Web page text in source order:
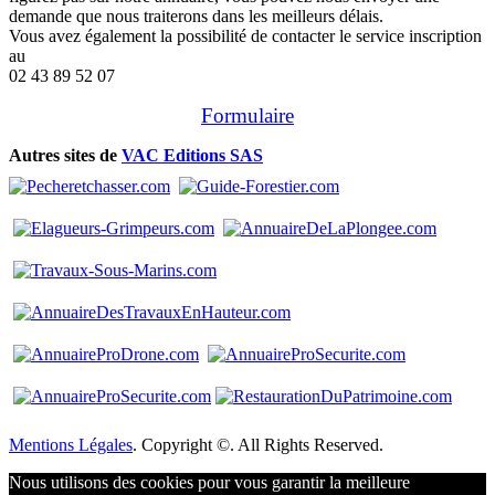
demande que nous traiterons dans les meilleurs délais.
Vous avez également la possibilité de contacter le service inscription
au
02 43 89 52 07
Formulaire
Autres sites de VAC Editions SAS
Mentions Légales. Copyright ©. All Rights Reserved.
Nous utilisons des cookies pour vous garantir la meilleure